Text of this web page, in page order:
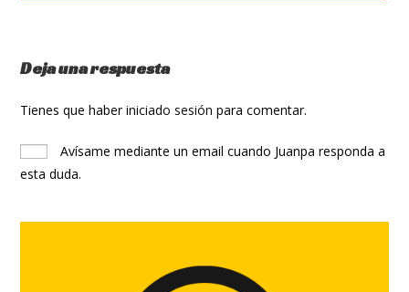
Deja una respuesta
Tienes que haberiniciado sesión para comentar.
Avísame mediante un email cuando Juanpa responda a
esta duda.